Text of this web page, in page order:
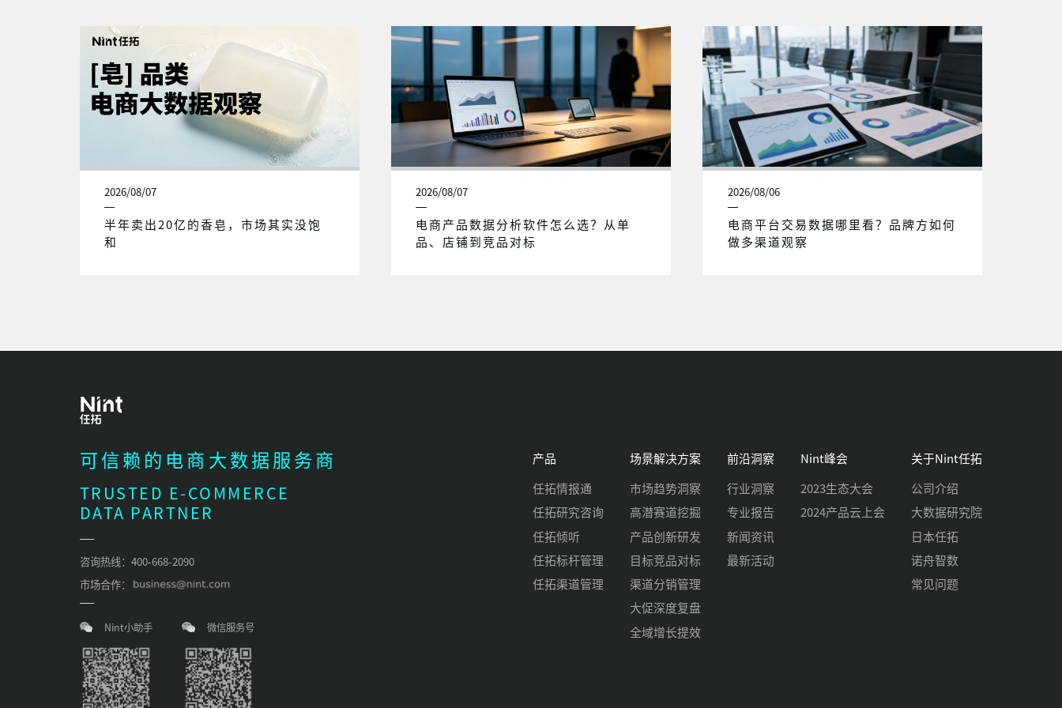
2026/08/07
半年卖出20亿的香皂，市场其实没饱
和
2026/08/07
电商产品数据分析软件怎么选？从单
品、店铺到竞品对标
2026/08/06
电商平台交易数据哪里看？品牌方如何
做多渠道观察
可信赖的电商大数据服务商
TRUSTED E-COMMERCE
DATA PARTNER
咨询热线：400-668-2090
市场合作：
Nint小助手 微信服务号
产品
任拓情报通
任拓研究咨询
任拓倾听
任拓标杆管理
任拓渠道管理
场景解决方案
市场趋势洞察
高潜赛道挖掘
产品创新研发
目标竞品对标
渠道分销管理
大促深度复盘
全域增长提效
前沿洞察
行业洞察
专业报告
新闻资讯
最新活动
Nint峰会
2023生态大会
2024产品云上会
关于Nint任拓
公司介绍
大数据研究院
日本任拓
诺舟智数
常见问题